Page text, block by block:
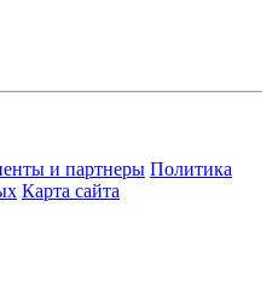
и партнеры Политика
Карта сайта